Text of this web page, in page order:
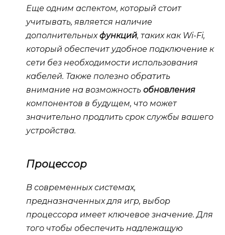
Еще одним аспектом, который стоит
учитывать, является наличие
дополнительныхфункций, таких как Wi-Fi,
который обеспечит удобное подключение к
сети без необходимости использования
кабелей. Также полезно обратить
внимание на возможность обновления
компонентов в будущем, что может
значительно продлить срок службы вашего
устройства.
Процессор
В современных системах,
предназначенных для игр, выбор
процессора имеет ключевое значение. Для
того чтобы обеспечить надлежащую